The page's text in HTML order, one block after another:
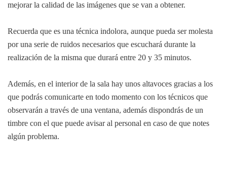
mejorar la calidad de las imágenes que se van a obtener.
Recuerda que es una técnica indolora, aunque pueda ser molesta
por una serie de ruidos necesarios que escuchará durante la
realización de la misma que durará entre 20 y 35 minutos.
Además, en el interior de la sala hay unos altavoces gracias a los
que podrás comunicarte en todo momento con los técnicos que
observarán a través de una ventana, además dispondrás de un
timbre con el que puede avisar al personal en caso de que notes
algún problema.